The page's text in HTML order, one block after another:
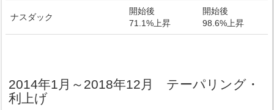
ナスダック
開始後
71.1%上昇
開始後
98.6%上昇
2014年1月～2018年12月 テーパリング・
利上げ